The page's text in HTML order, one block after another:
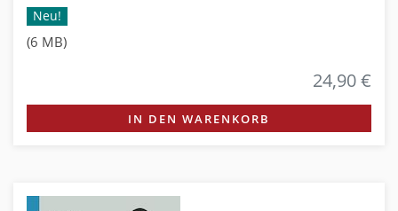
Neu!
(6 MB)
24,90 €
IN DEN WARENKORB